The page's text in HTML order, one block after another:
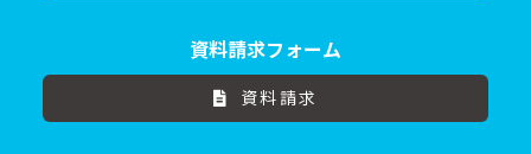
資料請求フォーム
資料請求